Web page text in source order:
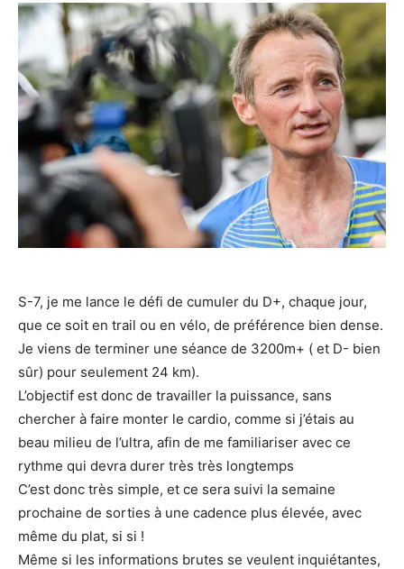
S-7, je me lance le défi de cumuler du D+, chaque jour,
que ce soit en trail ou en vélo, de préférence bien dense.
Je viens de terminer une séance de 3200m+ ( et D- bien
sûr) pour seulement 24 km).
L’objectif est donc de travailler la puissance, sans
chercher à faire monter le cardio, comme si j’étais au
beau milieu de l’ultra, afin de me familiariser avec ce
rythme qui devra durer très très longtemps
C’est donc très simple, et ce sera suivi la semaine
prochaine de sorties à une cadence plus élevée, avec
même du plat, si si !
Même si les informations brutes se veulent inquiétantes,